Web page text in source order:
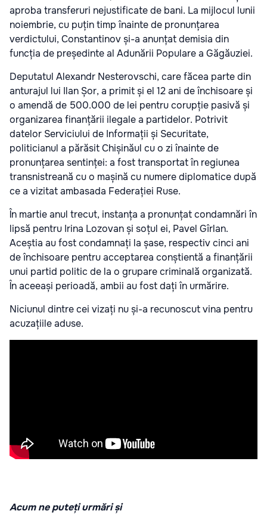
aproba transferuri nejustificate de bani. La mijlocul lunii
noiembrie, cu puțin timp înainte de pronunțarea
verdictului, Constantinov și-a anunțat demisia din
funcția de președinte al Adunării Populare a Găgăuziei.
Deputatul Alexandr Nesterovschi, care făcea parte din
anturajul lui Ilan Șor, a primit și el 12 ani de închisoare și
o amendă de 500.000 de lei pentru corupție pasivă și
organizarea finanțării ilegale a partidelor. Potrivit
datelor Serviciului de Informații și Securitate,
politicianul a părăsit Chișinăul cu o zi înainte de
pronunțarea sentinței: a fost transportat în regiunea
transnistreană cu o mașină cu numere diplomatice după
ce a vizitat ambasada Federației Ruse.
În martie anul trecut, instanța a pronunțat condamnări în
lipsă pentru Irina Lozovan și soțul ei, Pavel Gîrlan.
Aceștia au fost condamnați la șase, respectiv cinci ani
de închisoare pentru acceptarea conștientă a finanțării
unui partid politic de la o grupare criminală organizată.
În aceeași perioadă, ambii au fost dați în urmărire.
Niciunul dintre cei vizați nu și-a recunoscut vina pentru
acuzațiile aduse.
Acum ne puteți urmări și